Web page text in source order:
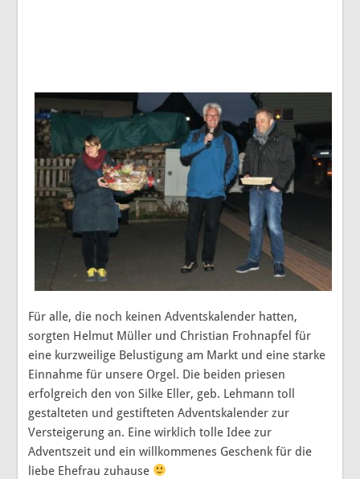
Für alle, die noch keinen Adventskalender hatten,
sorgten Helmut Müller und Christian Frohnapfel für
eine kurzweilige Belustigung am Markt und eine starke
Einnahme für unsere Orgel. Die beiden priesen
erfolgreich den von Silke Eller, geb. Lehmann toll
gestalteten und gestifteten Adventskalender zur
Versteigerung an. Eine wirklich tolle Idee zur
Adventszeit und ein willkommenes Geschenk für die
liebe Ehefrau zuhause